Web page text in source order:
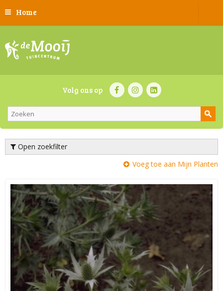
Home
Volg ons op
Open zoekfilter
Voeg toe aan Mijn Planten